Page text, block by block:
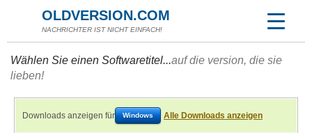
OLDVERSION.COM
NACHRICHTER IST NICHT EINFACH!
Wählen Sie einen Softwaretitel...auf die version, die sie
lieben!
Downloads anzeigen für Windows Alle Downloads anzeigen